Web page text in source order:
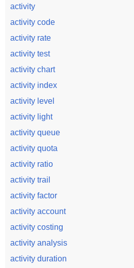
activity
activity code
activity rate
activity test
activity chart
activity index
activity level
activity light
activity queue
activity quota
activity ratio
activity trail
activity factor
activity account
activity costing
activity analysis
activity duration